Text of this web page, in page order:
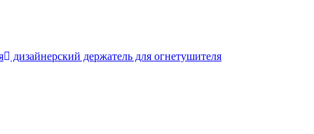
дизайнерский держатель для огнетушителя